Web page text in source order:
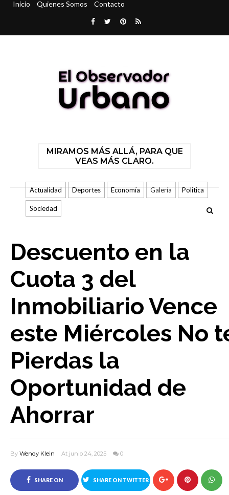
Inicio Quienes Somos Contacto
MIRAMOS MÁS ALLÁ, PARA QUE
VEAS MÁS CLARO.
Actualidad Deportes Economía Galería Politica
Sociedad
Descuento en la
Cuota 3 del
Inmobiliario Vence
este Miércoles No
Pierdas la
Oportunidad de
Ahorrar
By Wendy Klein At junio 24, 2025 0
SHARE ON SHARE ON TWITTER